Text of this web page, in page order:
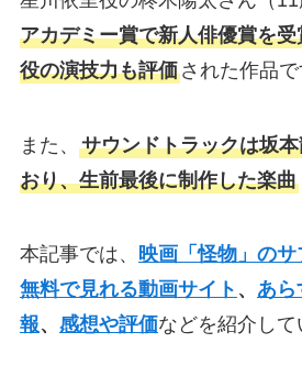
アカデミー賞で新人俳優賞を
役の演技力も評価された作品で
また、 サウンドトラックは坂
おり、生前最後に制作した楽曲
本記事では、 映画「怪物」の
無料で見れる動画サイト 、 あら
報、 感想や評価などを紹介して